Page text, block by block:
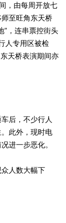
，由每周开放七
至旺角东天桥
”，连串票控街头
人专用区被检
天桥表演期间亦
后，不少行人
此外，现时电
进一步恶化。
人数大幅下